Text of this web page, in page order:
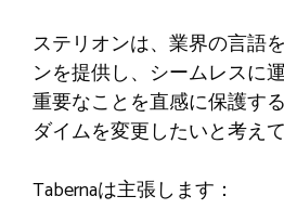
ステリオンは、業界の言語
ンを提供し、シームレスに
重要なことを直感に保護す
ダイムを変更したいと考え
Tabernaは主張します：